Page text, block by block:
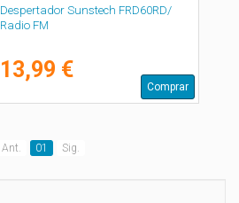
Despertador Sunstech FRD60RD/
Radio FM
13,99 €
Comprar
Ant. 01 Sig.